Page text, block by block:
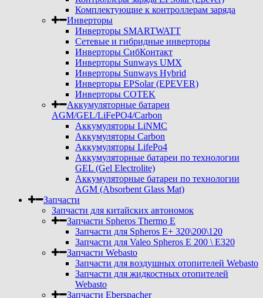
Комплектующие к контроллерам заряда
Инверторы
Инверторы SMARTWATT
Сетевые и гибридные инверторы
Инверторы СибКонтакт
Инверторы Sunways UMX
Инверторы Sunways Hybrid
Инверторы EPSolar (EPEVER)
Инверторы COTEK
Аккумуляторные батареи
AGM/GEL/LiFePO4/Carbon
Аккумуляторы LiNMC
Аккумуляторы Carbon
Аккумуляторы LifePo4
Аккумуляторные батареи по технологии
GEL (Gel Electrolite)
Аккумуляторные батареи по технологии
AGM (Absorbent Glass Mat)
Запчасти
Запчасти для китайских автономок
Запчасти Spheros Thermo E
Запчасти для Spheros E+ 320\200\120
Запчасти для Valeo Spheros E 200 \ E320
Запчасти Webasto
Запчасти для воздушных отопителей Webasto
Запчасти для жидкостных отопителей
Webasto
Запчасти Eberspacher